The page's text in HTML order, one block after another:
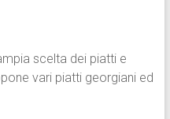
scelta dei piatti e
vari piatti georgiani ed